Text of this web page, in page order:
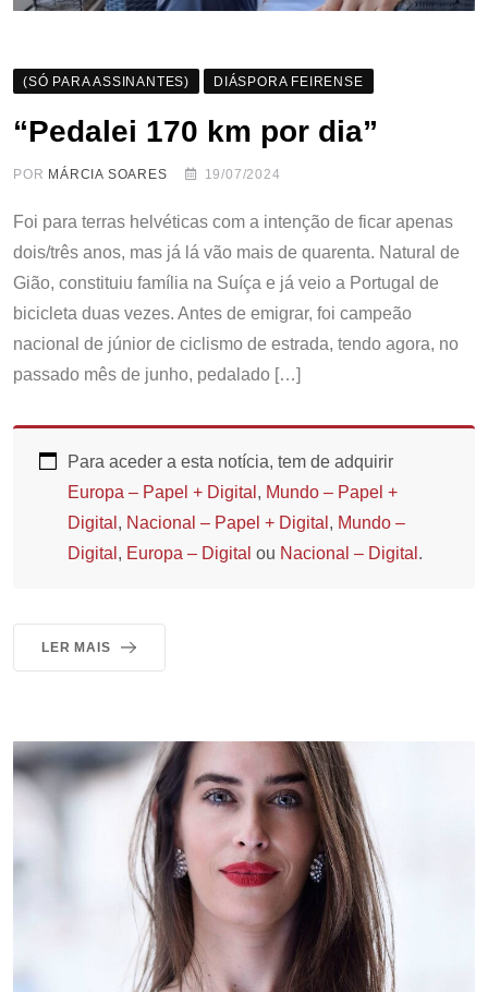
(SÓ PARA ASSINANTES) DIÁSPORA FEIRENSE
“Pedalei 170 km por dia”
POR MÁRCIA SOARES 19/07/2024
Foi para terras helvéticas com a intenção de ficar apenas
dois/três anos, mas já lá vão mais de quarenta. Natural de
Gião, constituiu família na Suíça e já veio a Portugal de
bicicleta duas vezes. Antes de emigrar, foi campeão
nacional de júnior de ciclismo de estrada, tendo agora, no
passado mês de junho, pedalado […]
Para aceder a esta notícia, tem de adquirir
Europa – Papel + Digital , Mundo – Papel +
Digital , Nacional – Papel + Digital , Mundo –
Digital , Europa – Digital ou Nacional – Digital .
LER MAIS